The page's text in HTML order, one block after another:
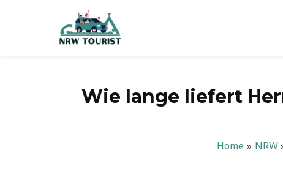
Wie lange liefert
Home
NRW